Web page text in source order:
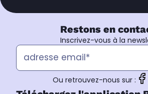
Restons en
Inscrivez-vous à la
Ou retrouvez-nous sur :